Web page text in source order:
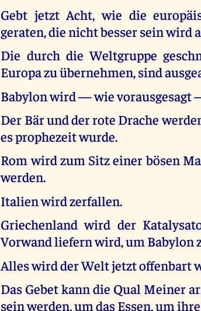
Gebt jetzt Acht, wie die
geraten, die nicht besser sein wird
Die durch die Weltgruppe
Europa zu übernehmen, sind
Babylon wird — wie vorausgesagt
Der Bär und der rote Drache
es prophezeit wurde.
Rom wird zum Sitz einer bösen
werden.
Italien wird zerfallen.
Griechenland wird der
Vorwand liefern wird, um Babylon
Alles wird der Welt jetzt offenbart
Das Gebet kann die Qual Meiner
sein werden, um das Essen, um